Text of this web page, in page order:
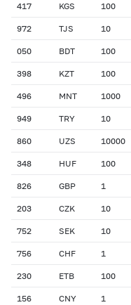
417 KGS 100
972 TJS 10
050 BDT 100
398 KZT 100
496 MNT 1000
949 TRY 10
860 UZS 10000
348 HUF 100
826 GBP 1
203 CZK 10
752 SEK 10
756 CHF 1
230 ETB 100
156 CNY 1